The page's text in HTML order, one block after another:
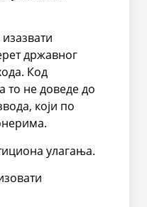
државног
Код
то не доведе до
који по
улагања.